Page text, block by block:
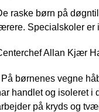
raske børn på
Specialskoler er
Allan Kjær
På børnenes vegne
handlet og isoleret i
på kryds og